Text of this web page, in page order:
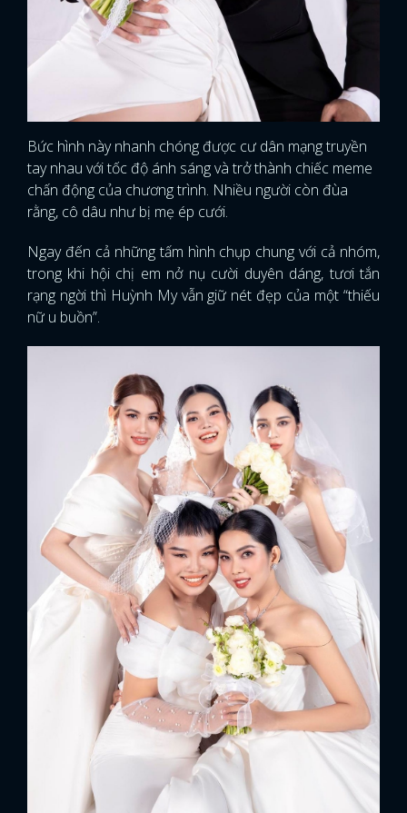
Bức hình này nhanh chóng được cư dân mạng truyền
tay nhau với tốc độ ánh sáng và trở thành chiếc meme
chấn động của chương trình. Nhiều người còn đùa
rằng, cô dâu như bị mẹ ép cưới.
Ngay đến cả những tấm hình chụp chung với cả nhóm,
trong khi hội chị em nở nụ cười duyên dáng, tươi tắn
rạng ngời thì Huỳnh My vẫn giữ nét đẹp của một “thiếu
nữ u buồn”.